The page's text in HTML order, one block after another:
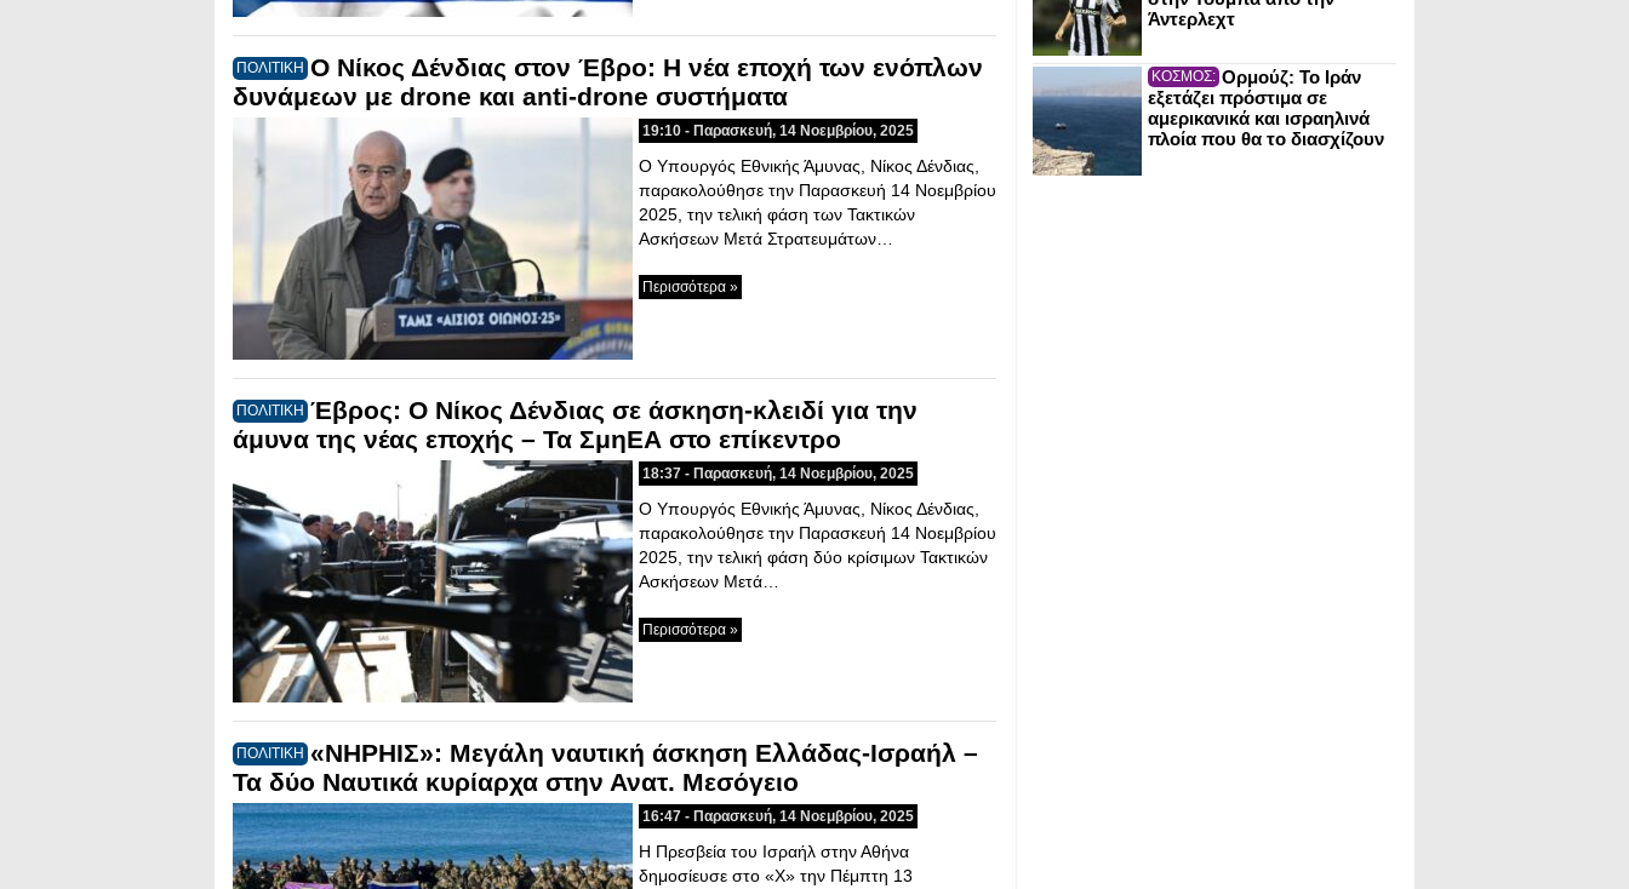
ΠΟΛΙΤΙΚΗ Ο Νίκος Δένδιας στον Έβρο: Η νέα εποχή των ενόπλων
δυνάμεων με drone και anti-drone συστήματα
19:10 - Παρασκευή, 14 Νοεμβρίου, 2025
Ο Υπουργός Εθνικής Άμυνας, Νίκος Δένδιας,
παρακολούθησε την Παρασκευή 14 Νοεμβρίου
2025, την τελική φάση των Τακτικών
Ασκήσεων Μετά Στρατευμάτων…
Περισσότερα »
ΠΟΛΙΤΙΚΗ Έβρος: Ο Νίκος Δένδιας σε άσκηση-κλειδί για την
άμυνα της νέας εποχής – Τα ΣμηΕΑ στο επίκεντρο
18:37 - Παρασκευή, 14 Νοεμβρίου, 2025
Ο Υπουργός Εθνικής Άμυνας, Νίκος Δένδιας,
παρακολούθησε την Παρασκευή 14 Νοεμβρίου
2025, την τελική φάση δύο κρίσιμων Τακτικών
Ασκήσεων Μετά…
Περισσότερα »
ΠΟΛΙΤΙΚΗ «ΝΗΡΗΙΣ»: Μεγάλη ναυτική άσκηση Ελλάδας-Ισραήλ –
Τα δύο Ναυτικά κυρίαρχα στην Ανατ. Μεσόγειο
16:47 - Παρασκευή, 14 Νοεμβρίου, 2025
Η Πρεσβεία του Ισραήλ στην Αθήνα
δημοσίευσε στο «X» την Πέμπτη 13
Άντερλεχτ
ΚΟΣΜΟΣ: Ορμούζ: Το Ιράν
εξετάζει πρόστιμα σε
αμερικανικά και ισραηλινά
πλοία που θα το διασχίζουν